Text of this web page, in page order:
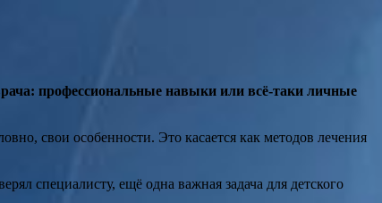
профессиональные навыки или всё-таки личные
свои особенности. Это касается как методов лечения
специалисту, ещё одна важная задача для детского